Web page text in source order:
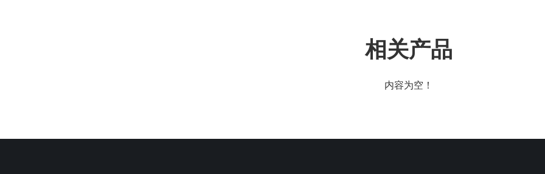
相关产品
内容为空！